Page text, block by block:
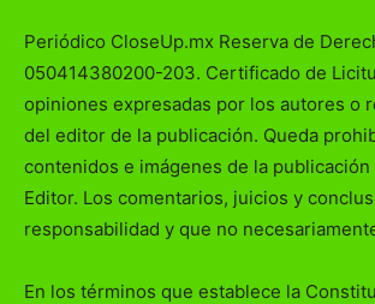
Periódico CloseUp.mx Reserva de
050414380200-203. Certificado de
opiniones expresadas por los autores o
del editor de la publicación. Queda
contenidos e imágenes de la
Editor. Los comentarios, juicios y
responsabilidad y que no
En los términos que establece la